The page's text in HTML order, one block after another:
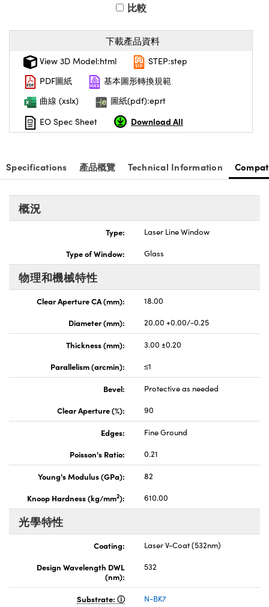
Components | SCHOTT 光學
比較
下載產品資料
View 3D Model:html
STEP:step
PDF圖紙
基本圖形轉換規範
曲線 (xslx)
圖紙(pdf):eprt
EO Spec Sheet
Download All
Specifications 產品概覽 Technical Information
概況
Type:
Laser Line Window
Type of Window:
Glass
物理和機械特性
Clear Aperture CA (mm):
18.00
Diameter (mm):
20.00 +0.00/-0.25
Thickness (mm):
3.00 ±0.20
Parallelism (arcmin):
≤1
Bevel:
Protective as needed
Clear Aperture (%):
90
Edges:
Fine Ground
Poisson's Ratio:
0.21
Young's Modulus (GPa):
82
Knoop Hardness (kg/mm2): 610.00
光學特性
Coating:
Laser V-Coat (532nm)
Design Wavelength DWL
(nm):
532
Substrate: N-BK7